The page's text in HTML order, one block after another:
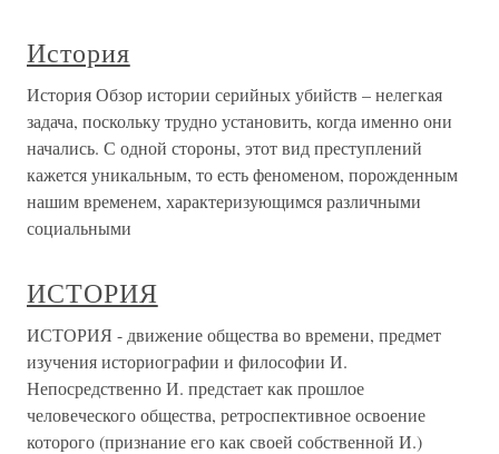
История
История Обзор истории серийных убийств – нелегкая
задача, поскольку трудно установить, когда именно они
начались. С одной стороны, этот вид преступлений
кажется уникальным, то есть феноменом, порожденным
нашим временем, характеризующимся различными
социальными
ИСТОРИЯ
ИСТОРИЯ - движение общества во времени, предмет
изучения историографии и философии И.
Непосредственно И. предстает как прошлое
человеческого общества, ретроспективное освоение
которого (признание его как своей собственной И.)